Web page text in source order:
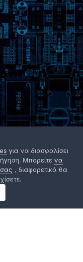
για να διασφαλίσει
Μπορείτε να
, διαφορετικά θα